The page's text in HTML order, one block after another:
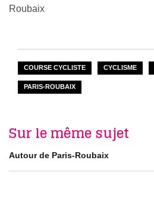
Roubaix
COURSE CYCLISTE CYCLISME
PARIS-ROUBAIX
Sur le même sujet
Autour de Paris-Roubaix